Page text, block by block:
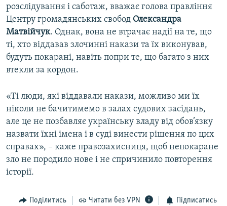
розслідування і саботаж, вважає голова правління
Центру громадянських свобод Олександра
Матвійчук. Однак, вона не втрачає надії на те, що
ті, хто віддавав злочинні накази та їх виконував,
будуть покарані, навіть попри те, що багато з них
втекли за кордон.
«Ті люди, які віддавали накази, можливо ми їх
ніколи не бачитимемо в залах судових засідань,
але це не позбавляє українську владу від обов’язку
назвати їхні імена і в суді винести рішення по цих
справах», – каже правозахисниця, щоб непокаране
зло не породило нове і не спричинило повторення
історії.
Поділитись Читати без VPN Підписатись